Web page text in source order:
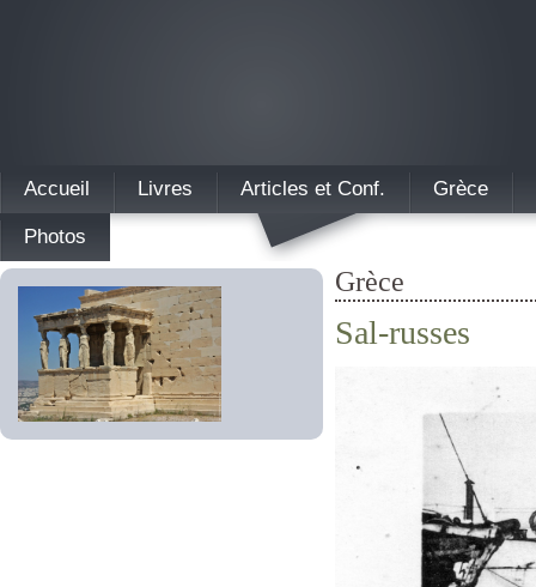
Accueil Livres Articles et Conf. Grèce
Photos
Grèce
Sal-russes